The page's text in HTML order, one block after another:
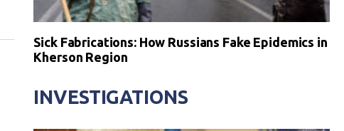
Sick Fabrications: How Russians Fake Epidemics in
Kherson Region
INVESTIGATIONS